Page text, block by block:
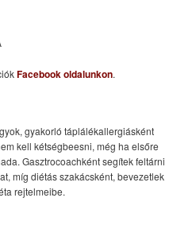
Facebook oldalunkon.
gyakorló táplálékallergiásként
kell kétségbeesni, még ha elsőre
Gasztrocoachként segítek feltárni
míg diétás szakácsként, bevezetlek
rejtelmeibe.